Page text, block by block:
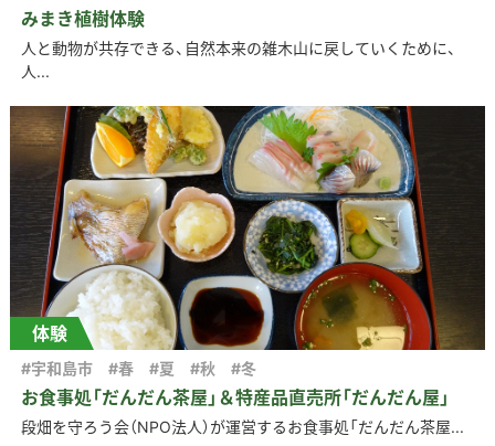
みまき植樹体験
人と動物が共存できる、自然本来の雑木山に戻していくために、
人...
体験
お食事処「だんだん茶屋」＆特産品直売所「だんだん屋」
#宇和島市 #春 #夏 #秋 #冬
段畑を守ろう会（NPO法人）が運営するお食事処「だんだん茶屋...